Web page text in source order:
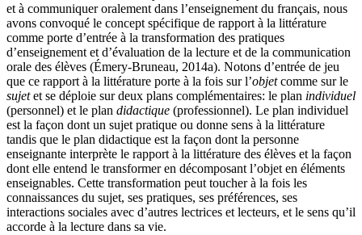
et à communiquer oralement dans l’enseignement du français, nous
avons convoqué le concept spécifique de rapport à la littérature
comme porte d’entrée à la transformation des pratiques
d’enseignement et d’évaluation de la lecture et de la communication
orale des élèves (Émery-Bruneau, 2014a). Notons d’entrée de jeu
que ce rapport à la littérature porte à la fois sur l’objetcomme sur le
sujetet se déploie sur deux plans complémentaires: le plan individuel
(personnel) et le plan didactique (professionnel). Le plan individuel
est la façon dont un sujet pratique ou donne sens à la littérature
tandis que le plan didactique est la façon dont la personne
enseignante interprète le rapport à la littérature des élèves et la façon
dont elle entend le transformer en décomposant l’objet en éléments
enseignables. Cette transformation peut toucher à la fois les
connaissances du sujet, ses pratiques, ses préférences, ses
interactions sociales avec d’autres lectrices et lecteurs, et le sens qu’il
accorde à la lecture dans sa vie.